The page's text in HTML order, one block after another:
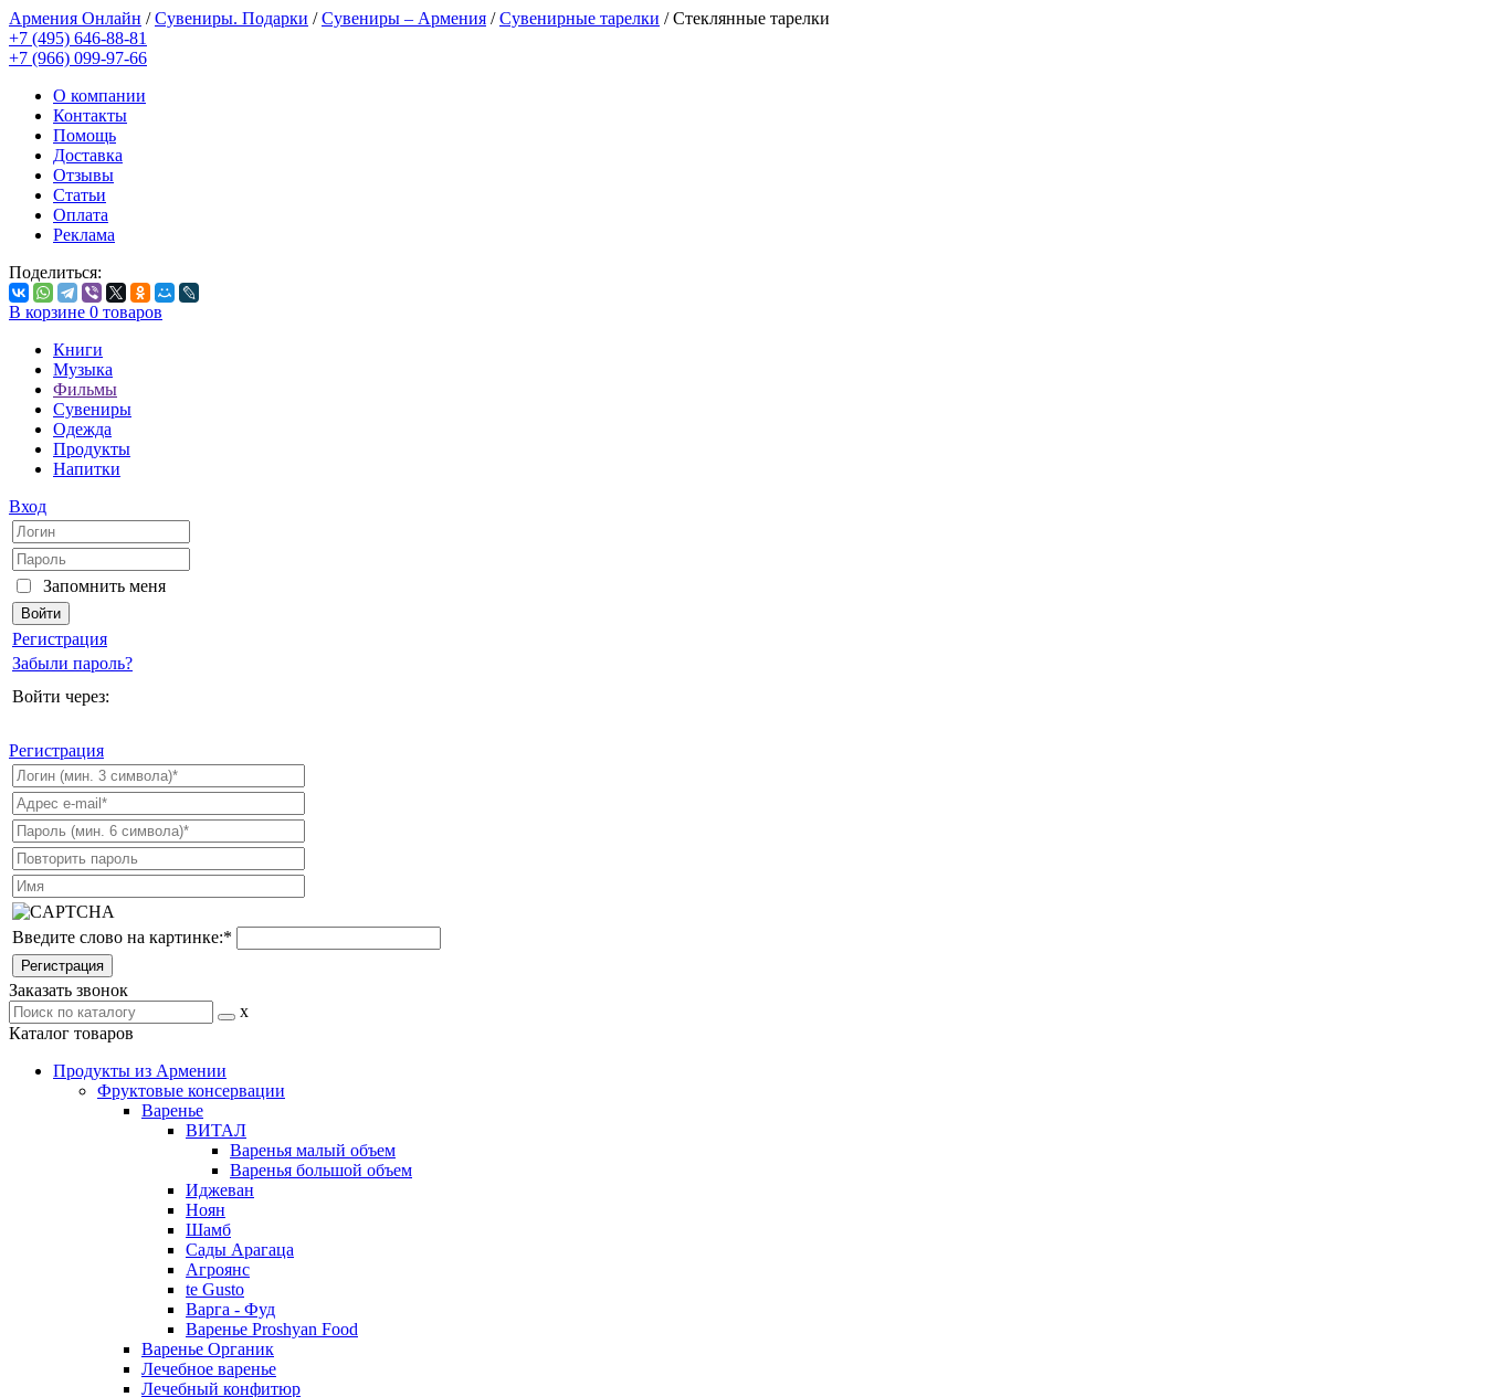
Армения Онлайн /Сувениры. Подарки /Сувениры – Армения /Сувенирные тарелки /Стеклянные тарелки
+7 (495) 646-88-81
+7 (966) 099-97-66
О компании
Контакты
Помощь
Доставка
Отзывы
Статьи
Оплата
Реклама
Поделиться:
В корзине 0 товаров
Книги
Музыка
Фильмы
Сувениры
Одежда
Продукты
Напитки
Вход
Запомнить меня
Регистрация
Забыли пароль?
Войти через:
Регистрация
Введите слово на картинке:*
Заказать звонок
x
Каталог товаров
Продукты из Армении
Фруктовые консервации
Варенье
ВИТАЛ
Варенья малый объем
Варенья большой объем
Иджеван
Ноян
Шамб
Сады Арагаца
Агроянс
te Gusto
Варга - Фуд
Варенье Proshyan Food
Варенье Органик
Лечебное варенье
Лечебный конфитюр